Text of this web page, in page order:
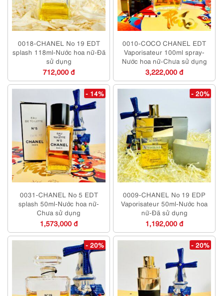
0018-CHANEL No 19 EDT
splash 118ml-Nước hoa nữ-Đã
sử dụng
712,000 đ
0010-COCO CHANEL EDT
Vaporisateur 100ml spray-
Nước hoa nữ-Chưa sử dụng
3,222,000 đ
- 14%
0031-CHANEL No 5 EDT
splash 50ml-Nước hoa nữ-
Chưa sử dụng
1,573,000 đ
- 20%
0009-CHANEL No 19 EDP
Vaporisateur 50ml-Nước hoa
nữ-Đã sử dụng
1,192,000 đ
- 20% - 20%